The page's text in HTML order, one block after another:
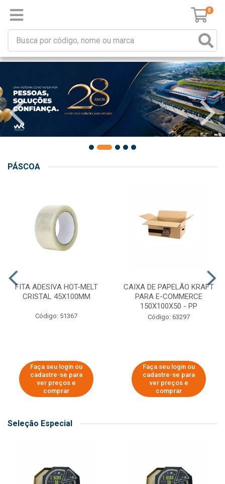
0
PÁSCOA
FITA ADESIVA HOT-MELT
CRISTAL 45X100MM
Código: 51367
Faça seu login ou
cadastre-se para
ver preços e
comprar
CAIXA DE PAPELÃO KRAFT
PARA E-COMMERCE
150X100X50 - PP
Código: 63297
Faça seu login ou
cadastre-se para
ver preços e
comprar
Seleção Especial